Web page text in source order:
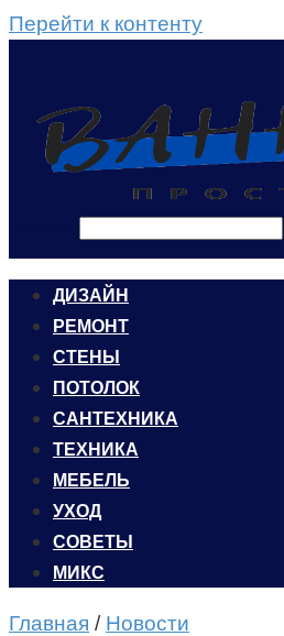
Перейти к контенту
ДИЗАЙН
РЕМОНТ
СТЕНЫ
ПОТОЛОК
САНТЕХНИКА
ТЕХНИКА
МЕБЕЛЬ
УХОД
CОВЕТЫ
МИКС
Главная / Новости